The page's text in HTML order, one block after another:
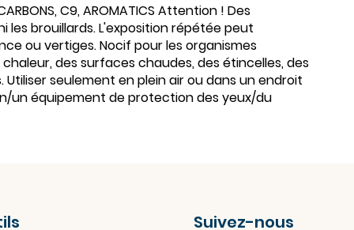
C9, AROMATICS Attention ! Des
brouillards. L'exposition répétée peut
ou vertiges. Nocif pour les organismes
des surfaces chaudes, des étincelles, des
seulement en plein air ou dans un endroit
un équipement de protection des yeux/du
Suivez-nous